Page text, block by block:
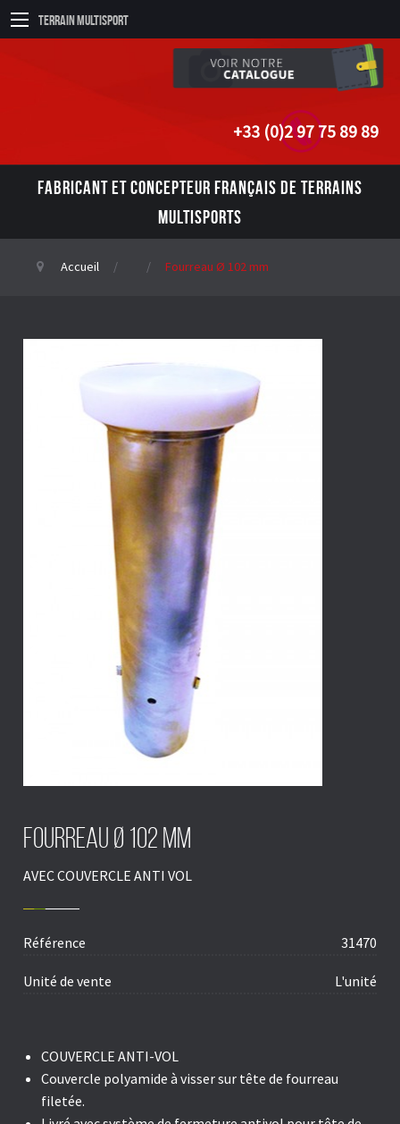
Terrain Multisport
+33 (0)2 97 75 89 89
FABRICANT ET CONCEPTEUR FRANÇAIS DE TERRAINS
MULTISPORTS
Accueil Fourreau Ø 102 mm
Fourreau Ø 102 mm
AVEC COUVERCLE ANTI VOL
Référence 31470
Unité de vente L'unité
COUVERCLE ANTI-VOL
Couvercle polyamide à visser sur tête de fourreau
filetée.